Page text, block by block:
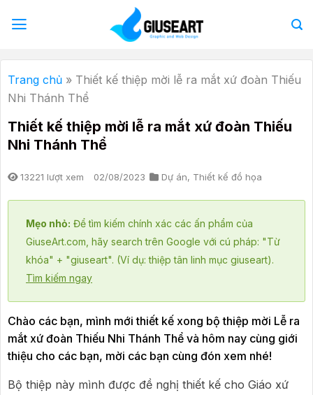
qua
dung
Trang chủ » Thiết kế thiệp mời lễ ra mắt xứ đoàn Thiếu
Nhi Thánh Thể
Thiết kế thiệp mời lễ ra mắt xứ đoàn Thiếu
Nhi Thánh Thể
13221 lượt xem 02/08/2023 Dự án, Thiết kế đồ họa
Mẹo nhỏ: Để tìm kiếm chính xác các ấn phẩm của
GiuseArt.com, hãy search trên Google với cú pháp: "Từ
khóa" + "giuseart". (Ví dụ: thiệp tân linh mục giuseart).
Tìm kiếm ngay
Chào các bạn, mình mới thiết kế xong bộ thiệp mời Lễ ra
mắt xứ đoàn Thiếu Nhi Thánh Thể và hôm nay cùng giới
thiệu cho các bạn, mời các bạn cùng đón xem nhé!
Bộ thiệp này mình được đề nghị thiết kế cho Giáo xứ